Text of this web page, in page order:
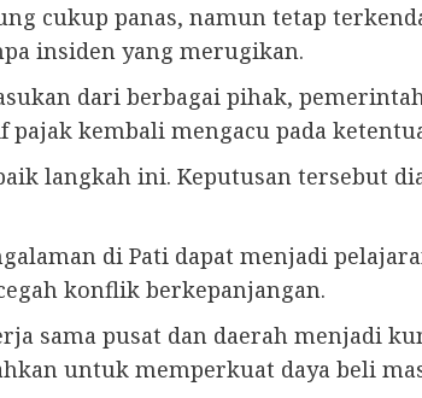
cukup panas, namun tetap
insiden yang merugikan.
dari berbagai pihak,
pajak kembali mengacu pada
langkah ini. Keputusan tersebut
di Pati dapat menjadi
konflik berkepanjangan.
sama pusat dan daerah menjadi
untuk memperkuat daya beli